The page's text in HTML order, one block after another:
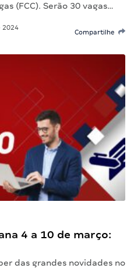
(FCC). Serão 30 vagas…
2024
Compartilhe
4 a 10 de março:
das grandes novidades no